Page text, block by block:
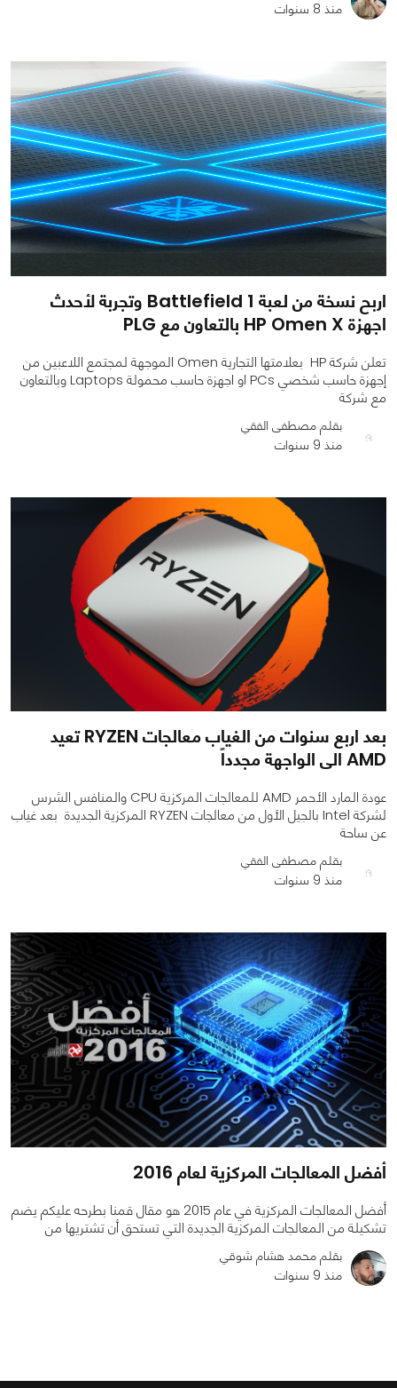
منذ 8 سنوات
اربح نسخة من لعبة Battlefield 1 وتجربة لأحدث
اجهزة HP Omen X بالتعاون مع PLG
تعلن شركة HP بعلامتها التجارية Omen الموجهة لمجتمع اللاعبين من
إجهزة حاسب شخصي PCs او اجهزة حاسب محمولة Laptops وبالتعاون
مع شركة
بقلم مصطفى الفقي
منذ 9 سنوات
بعد اربع سنوات من الغياب معالجات RYZEN تعيد
AMD الى الواجهة مجدداً‎
عودة المارد الأحمر AMD للمعالجات المركزية CPU والمنافس الشرس
لشركة Intel بالجيل الأول من معالجات RYZEN المركزية الجديدة بعد غياب
عن ساحة
بقلم مصطفى الفقي
منذ 9 سنوات
أفضل المعالجات المركزية لعام 2016
أفضل المعالجات المركزية في عام 2015 هو مقال قمنا بطرحه عليكم يضم
تشكيلة من المعالجات المركزية الجديدة التي تستحق أن تشتريها من
بقلم محمد هشام شوقي
منذ 9 سنوات